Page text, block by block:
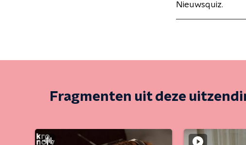
Nieuwsquiz.
Fragmenten uit deze